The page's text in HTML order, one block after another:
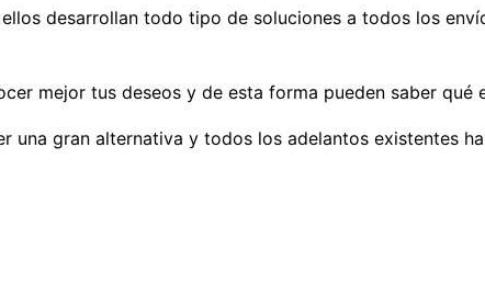
desarrollan todo tipo de soluciones a todos los
mejor tus deseos y de esta forma pueden saber
una gran alternativa y todos los adelantos existentes